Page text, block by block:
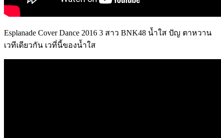
Esplanade Cover Dance 2016 3 สาว BNK48 น้ำใส ปัญ ตาหวาน
เวทีเดียวกัน เวที่นี้ของน้ำใส